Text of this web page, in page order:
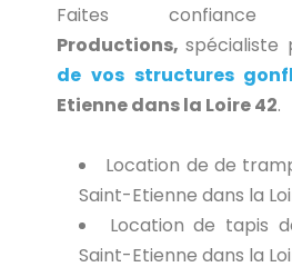
Faites
Productions,spécialiste
de vos structures
Etienne dans la Loire 42.
Location de de
Saint-Etienne dans la
Location de tapis
Saint-Etienne dans la